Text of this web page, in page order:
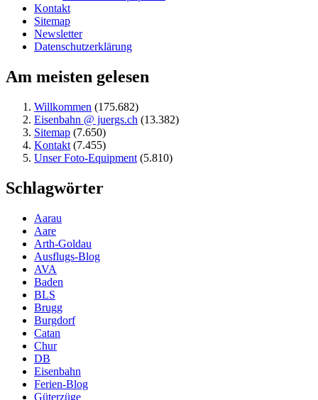
Kontakt
Sitemap
Newsletter
Datenschutzerklärung
Am meisten gelesen
Willkommen (175.682)
Eisenbahn @ juergs.ch (13.382)
Sitemap (7.650)
Kontakt (7.455)
Unser Foto-Equipment (5.810)
Schlagwörter
Aarau
Aare
Arth-Goldau
Ausflugs-Blog
AVA
Baden
BLS
Brugg
Burgdorf
Catan
Chur
DB
Eisenbahn
Ferien-Blog
Güterzüge